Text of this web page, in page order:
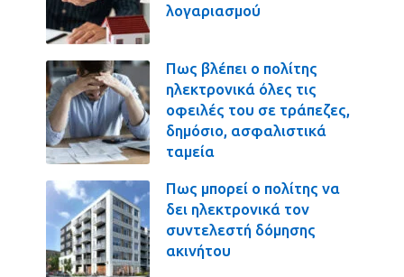
λογαριασμού
Πως βλέπει ο πολίτης
ηλεκτρονικά όλες τις
οφειλές του σε τράπεζες,
δημόσιο, ασφαλιστικά
ταμεία
Πως μπορεί ο πολίτης να
δει ηλεκτρονικά τον
συντελεστή δόμησης
ακινήτου